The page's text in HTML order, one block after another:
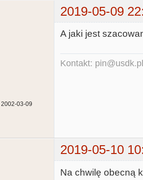
2019-05-09
2002-03-09
A jaki jest
Kontakt: pin@usdk.pl
2019-05-10
Na chwilę obecną